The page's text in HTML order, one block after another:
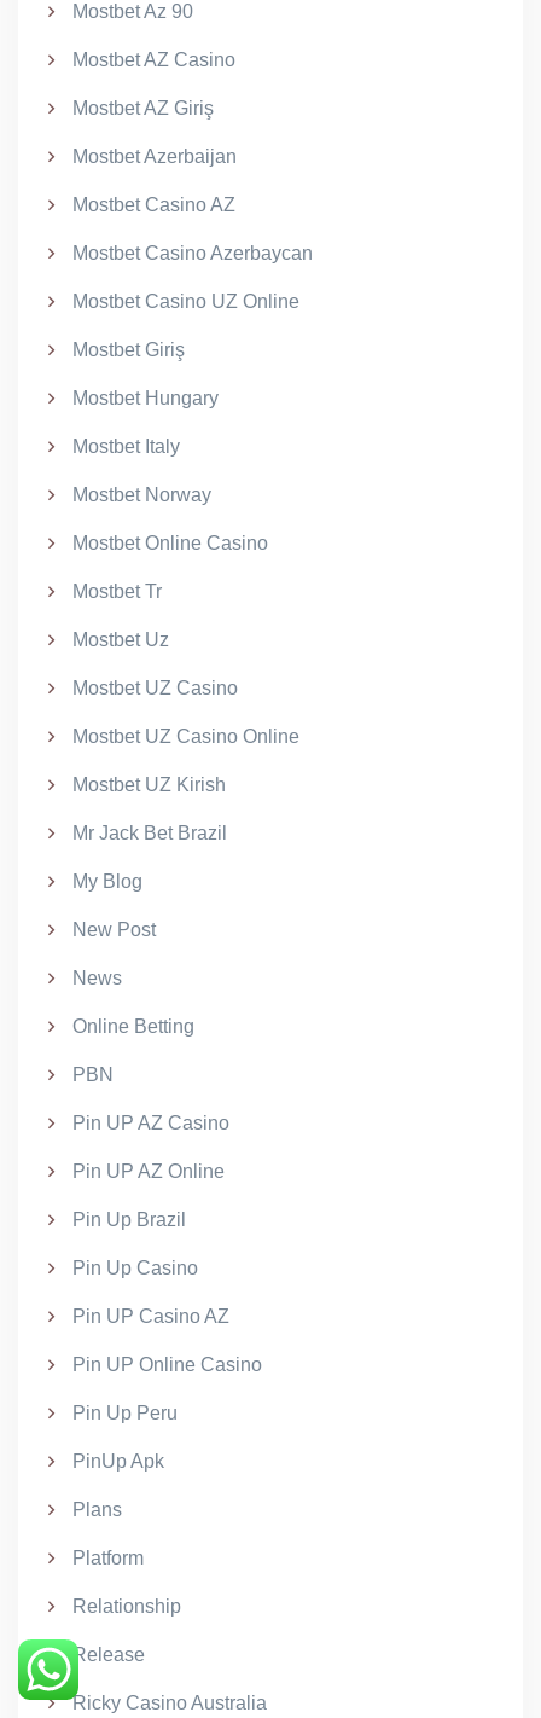
Mostbet Az 90
Mostbet AZ Casino
Mostbet AZ Giriş
Mostbet Azerbaijan
Mostbet Casino AZ
Mostbet Casino Azerbaycan
Mostbet Casino UZ Online
Mostbet Giriş
Mostbet Hungary
Mostbet Italy
Mostbet Norway
Mostbet Online Casino
Mostbet Tr
Mostbet Uz
Mostbet UZ Casino
Mostbet UZ Casino Online
Mostbet UZ Kirish
Mr Jack Bet Brazil
My Blog
New Post
News
Online Betting
PBN
Pin UP AZ Casino
Pin UP AZ Online
Pin Up Brazil
Pin Up Casino
Pin UP Casino AZ
Pin UP Online Casino
Pin Up Peru
PinUp Apk
Plans
Platform
Relationship
Release
Ricky Casino Australia